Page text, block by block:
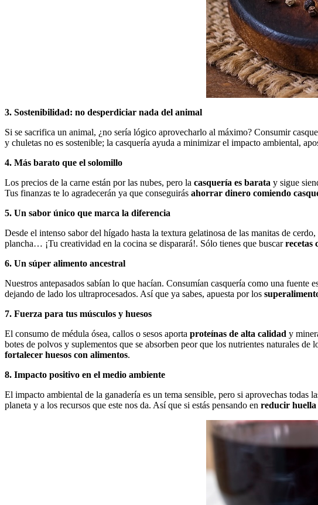
3. Sostenibilidad: no desperdiciar nada del animal
Si se sacrifica un animal, ¿no sería lógico aprovecharlo al máximo? Consumir
y chuletas no es sostenible; la casquería ayuda a minimizar el impacto ambiental,
4. Más barato que el solomillo
Los precios de la carne están por las nubes, pero la casquería es barata y sigue
Tus finanzas te lo agradecerán ya que conseguirás ahorrar dinero comiendo
5. Un sabor único que marca la diferencia
Desde el intenso sabor del hígado hasta la textura gelatinosa de las manitas de
plancha… ¡Tu creatividad en la cocina se disparará!. Sólo tienes que buscarrecetas
6. Un súper alimento ancestral
Nuestros antepasados sabían lo que hacían. Consumían casquería como una
dejando de lado los ultraprocesados. Así que ya sabes, apuesta por los
7. Fuerza para tus músculos y huesos
El consumo de médula ósea, callos o sesos aporta proteínas de alta calidad y
botes de polvos y suplementos que se absorben peor que los nutrientes naturales de
fortalecer huesos con alimentos.
8. Impacto positivo en el medio ambiente
El impacto ambiental de la ganadería es un tema sensible, pero si aprovechas todas
planeta y a los recursos que este nos da. Así que si estás pensando en reducir huella